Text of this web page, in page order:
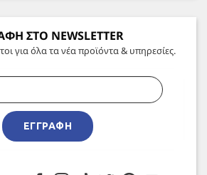
ΣΤΟ NEWSLETTER
για όλα τα νέα προϊόντα & υπηρεσίες.
ΕΓΓΡΑΦΉ